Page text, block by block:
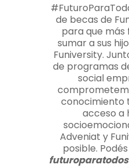
de becas de
para que más
sumar a sus
Funiversity.
de programas
social
conocimiento
acceso a
Adveniat y
posible.